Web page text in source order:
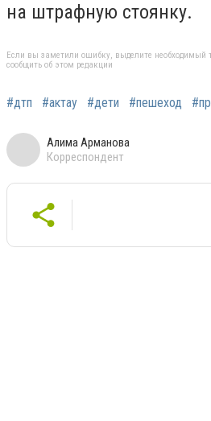
на штрафную стоянку.
Если вы заметили ошибку, выделите необходимый
сообщить об этом редакции
#дтп #актау #дети #пешеход
Алима Арманова
Корреспондент